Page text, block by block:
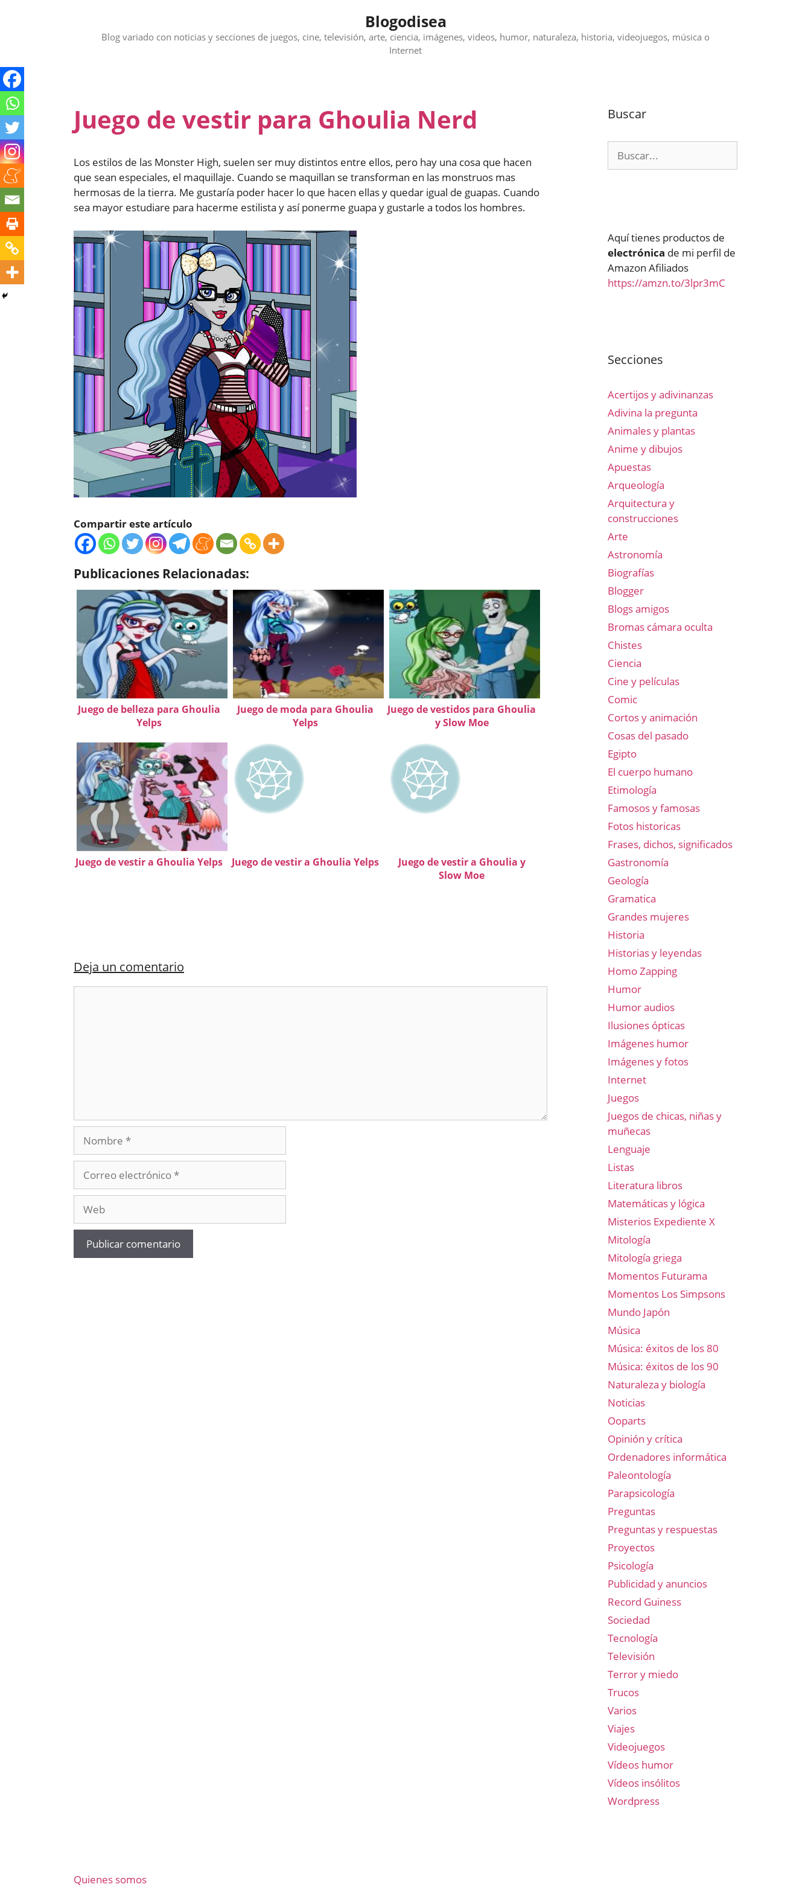
Blogodisea
Blog variado con noticias y secciones de juegos, cine, televisión, arte, ciencia, imágenes, videos, humor, naturaleza, historia, videojuegos, música o
Internet
Juego de vestir para Ghoulia Nerd
Los estilos de las Monster High, suelen ser muy distintos entre ellos, pero hay una cosa que hacen
que sean especiales, el maquillaje. Cuando se maquillan se transforman en las monstruos mas
hermosas de la tierra. Me gustaría poder hacer lo que hacen ellas y quedar igual de guapas. Cuando
sea mayor estudiare para hacerme estilista y así ponerme guapa y gustarle a todos los hombres.
Compartir este artículo
Publicaciones Relacionadas:
Juego de belleza para Ghoulia
Yelps
Juego de moda para Ghoulia
Yelps
Juego de vestidos para Ghoulia
y Slow Moe
Juego de vestir a Ghoulia Yelps Juego de vestir a Ghoulia Yelps
Juego de vestir a Ghoulia y
Slow Moe
Deja un comentario
Nombre
electrónico
Buscar
Aquí tienes productos de
electrónica de mi perfil de
Amazon Afiliados
https://amzn.to/3lpr3mC
Secciones
Acertijos y adivinanzas
Adivina la pregunta
Animales y plantas
Anime y dibujos
Apuestas
Arqueología
Arquitectura y
construcciones
Arte
Astronomía
Biografías
Blogger
Blogs amigos
Bromas cámara oculta
Chistes
Ciencia
Cine y películas
Comic
Cortos y animación
Cosas del pasado
Egipto
El cuerpo humano
Etimología
Famosos y famosas
Fotos historicas
Frases, dichos, significados
Gastronomía
Geología
Gramatica
Grandes mujeres
Historia
Historias y leyendas
Homo Zapping
Humor
Humor audios
Ilusiones ópticas
Imágenes humor
Imágenes y fotos
Internet
Juegos
Juegos de chicas, niñas y
muñecas
Lenguaje
Listas
Literatura libros
Matemáticas y lógica
Misterios Expediente X
Mitología
Mitología griega
Momentos Futurama
Momentos Los Simpsons
Mundo Japón
Música
Música: éxitos de los 80
Música: éxitos de los 90
Naturaleza y biología
Noticias
Ooparts
Opinión y crítica
Ordenadores informática
Paleontología
Parapsicología
Preguntas
Preguntas y respuestas
Proyectos
Psicología
Publicidad y anuncios
Record Guiness
Sociedad
Tecnología
Televisión
Terror y miedo
Trucos
Varios
Viajes
Videojuegos
Vídeos humor
Vídeos insólitos
Wordpress
Quienes somos